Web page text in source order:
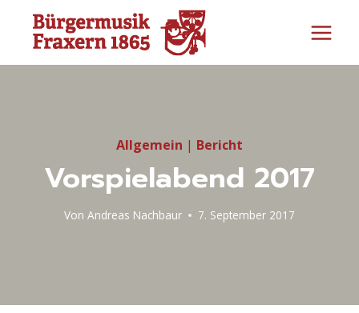
Inhalt
springen
Allgemein | Bericht
Vorspielabend 2017
Von Andreas Nachbaur 7. September 2017